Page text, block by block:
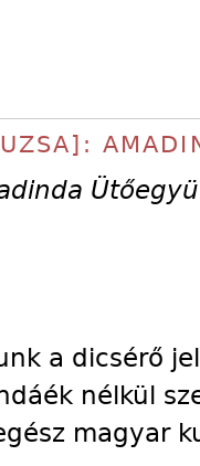
a dicsérő
nélkül
magyar